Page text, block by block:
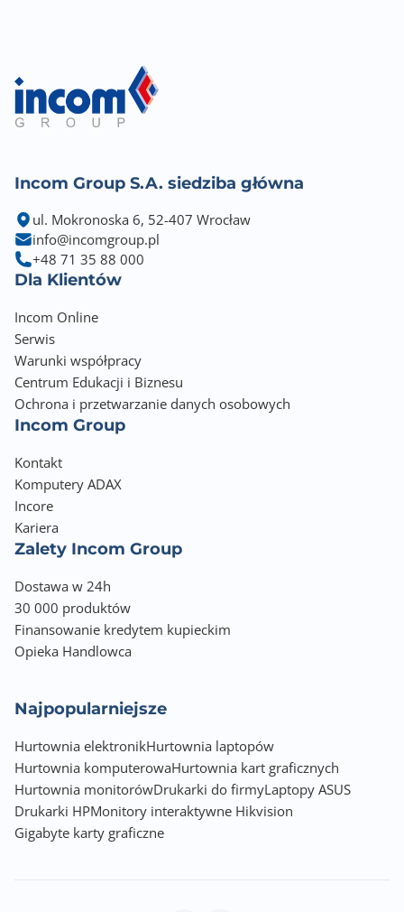
Obsługa FreeSync
Redukcja migotania [FlickerFree/Safe]
Ustawienie ekranu w pionie [Pivot]
Nie
Regulacja kąta nachylenia [Tilt]
Tak
Obrót wokół własnej osi [Swivel]
Nie
Regulacja wysokości
Tak - 130mm
Wbudowane głośniki
Montaż VESA
100 x 100
Pobór energii (podczas pracy)
41.00 W
0.50 W
Klasa energetyczna
A
Wbudowany zasilacz
Nie
Incom Group S.A. siedziba główna
ul. Mokronoska 6, 52-407 Wrocław
info@incomgroup.pl
+48 71 35 88 000
Dla Klientów
Incom Online
Serwis
Warunki współpracy
Centrum Edukacji i Biznesu
Ochrona i przetwarzanie danych osobowych
Incom Group
Kontakt
Komputery ADAX
Incore
Kariera
Zalety Incom Group
Dostawa w 24h
30 000 produktów
Finansowanie kredytem kupieckim
Opieka Handlowca
Najpopularniejsze
Hurtownia elektronikHurtownia laptopów
Hurtownia komputerowaHurtownia kart graficznych
Hurtownia monitorówDrukarki do firmyLaptopy ASUS
Drukarki HPMonitory interaktywne Hikvision
Gigabyte karty graficzne